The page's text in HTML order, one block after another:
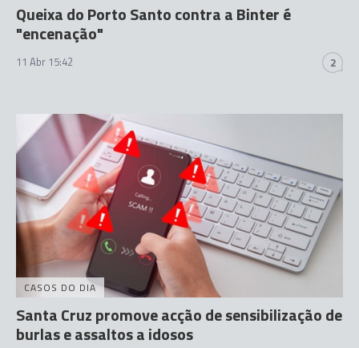
Queixa do Porto Santo contra a Binter é
"encenação"
11 Abr 15:42 2
CASOS DO DIA
Santa Cruz promove acção de sensibilização de
burlas e assaltos a idosos